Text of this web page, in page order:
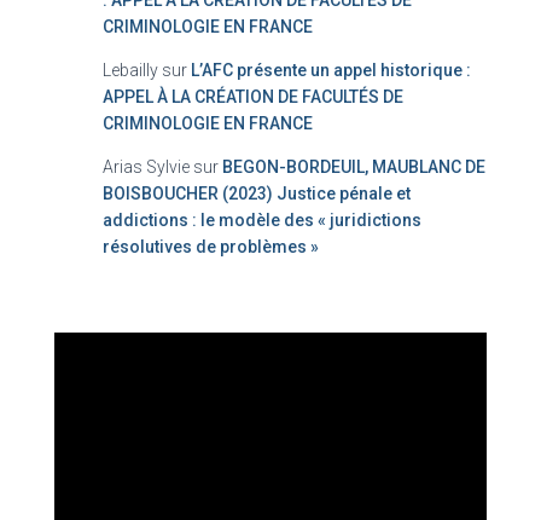
CRIMINOLOGIE EN FRANCE
Lebailly sur L’AFC présente un appel historique :
APPEL À LA CRÉATION DE FACULTÉS DE
CRIMINOLOGIE EN FRANCE
Arias Sylvie sur BEGON-BORDEUIL, MAUBLANC DE
BOISBOUCHER (2023) Justice pénale et
addictions : le modèle des « juridictions
résolutives de problèmes »